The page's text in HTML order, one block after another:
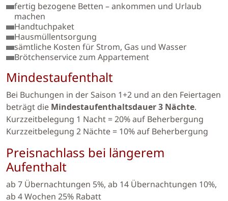
fertig bezogene Betten – ankommen und Urlaub
machen
Handtuchpaket
Hausmüllentsorgung
sämtliche Kosten für Strom, Gas und Wasser
Brötchenservice zum Appartement
Mindestaufenthalt
Bei Buchungen in der Saison 1+2 und an den Feiertagen
beträgt die Mindestaufenthaltsdauer 3 Nächte.
Kurzzeitbelegung 1 Nacht = 20% auf Beherbergung
Kurzzeitbelegung 2 Nächte = 10% auf Beherbergung
Preisnachlass bei längerem
Aufenthalt
ab 7 Übernachtungen 5%, ab 14 Übernachtungen 10%,
ab 4 Wochen 25% Rabatt